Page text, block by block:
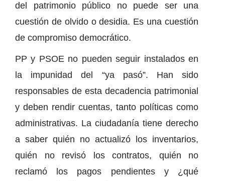
del patrimonio público no puede ser una
cuestión de olvido o desidia. Es una cuestión
de compromiso democrático.
PP y PSOE no pueden seguir instalados en
la impunidad del “ya pasó”. Han sido
responsables de esta decadencia patrimonial
y deben rendir cuentas, tanto políticas como
administrativas. La ciudadanía tiene derecho
a saber quién no actualizó los inventarios,
quién no revisó los contratos, quién no
reclamó los pagos pendientes y ¿qué